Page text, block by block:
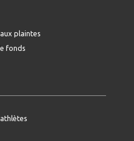
plaintes
fonds